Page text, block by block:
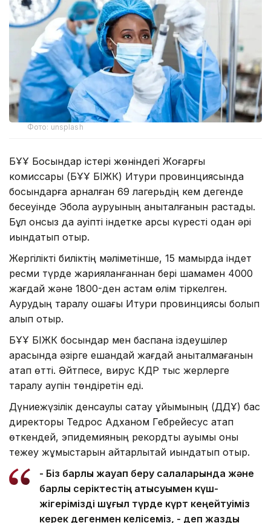
Фото: unsplash
БҰҰ Босқындар істері жөніндегі Жоғарғы
комиссары (БҰҰ БІЖК) Итури провинциясында
босқындарға арналған 69 лагерьдің кем дегенде
бесеуінде Эбола ауруының анықталғанын растады.
Бұл онсыз да қауіпті індетке қарсы күресті одан әрі
қиындатып отыр.
Жергілікті биліктің мәліметінше, 15 мамырда індет
ресми түрде жарияланғаннан бері шамамен 4000
жағдай және 1800-ден астам өлім тіркелген.
Аурудың таралу ошағы Итури провинциясы болып
қалып отыр.
БҰҰ БІЖК босқындар мен баспана іздеушілер
арасында әзірге ешқандай жағдай анықталмағанын
атап өтті. Әйтпесе, вирус КДР тыс жерлерге
таралу қаупін төндіретін еді.
Дүниежүзілік денсаулық сақтау ұйымының (ДДҰ) бас
директоры Тедрос Адханом Гебрейесус атап
өткендей, эпидемияның рекордтық ауқымы оны
тежеу жұмыстарын айтарлықтай қиындатып отыр.
- Біз барлық жауап беру салаларында және
барлық серіктестің қатысуымен күш-
жігерімізді шұғыл түрде күрт кеңейтуіміз
керек дегенмен келісеміз, - деп жазды